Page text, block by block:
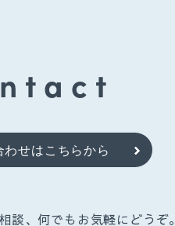
わせはこちらから
談、何でもお気軽にどうぞ。